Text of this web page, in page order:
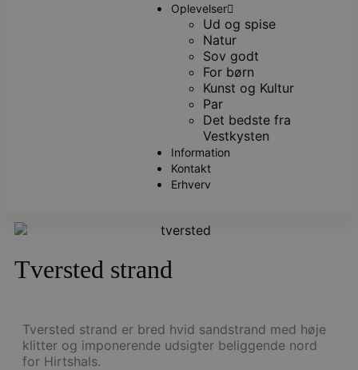
Oplevelser
Ud og spise
Natur
Sov godt
For børn
Kunst og Kultur
Par
Det bedste fra
Vestkysten
Information
Kontakt
Erhverv
Tversted strand
Tversted strand er bred hvid sandstrand med høje
klitter og imponerende udsigter beliggende nord
for Hirtshals.